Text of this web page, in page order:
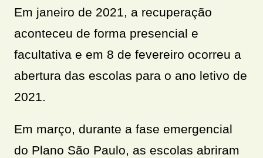
Em janeiro de 2021, a recuperação
aconteceu de forma presencial e
facultativa e em 8 de fevereiro ocorreu a
abertura das escolas para o ano letivo de
2021.
Em março, durante a fase emergencial
do Plano São Paulo, as escolas abriram